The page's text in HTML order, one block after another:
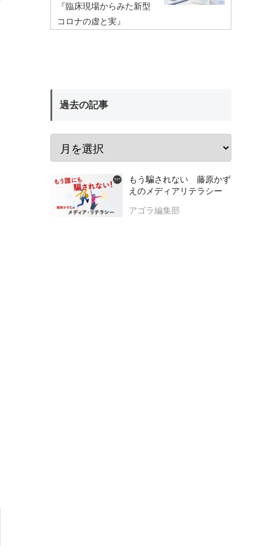
『臨床現場からみた新型
コロナの虚と実』
過去の記事
もう騙されない 藤原かず
えのメディアリテラシー
アゴラ編集部